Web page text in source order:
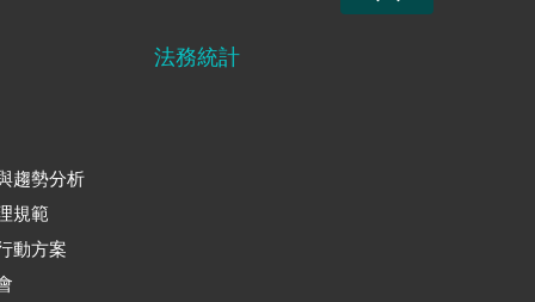
趨勢分析
規範
動方案
法務統計